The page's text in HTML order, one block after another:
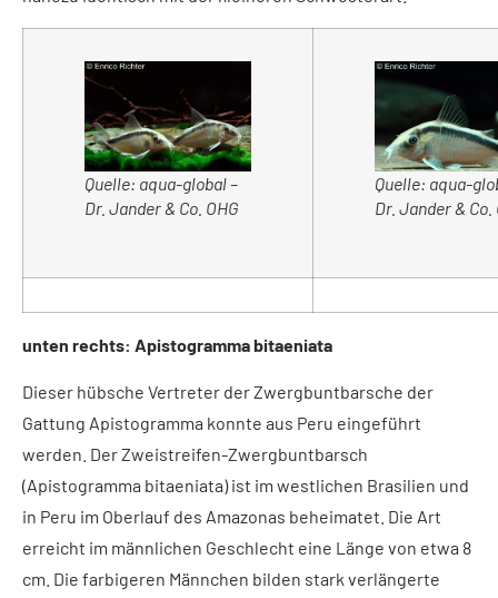
Quelle: aqua-global –
Dr. Jander & Co. OHG
Quelle: aqua-
Dr. Jander & Co.
unten rechts: Apistogramma bitaeniata
Dieser hübsche Vertreter der Zwergbuntbarsche der
Gattung Apistogramma konnte aus Peru eingeführt
werden. Der Zweistreifen-Zwergbuntbarsch
(Apistogramma bitaeniata) ist im westlichen Brasilien und
in Peru im Oberlauf des Amazonas beheimatet. Die Art
erreicht im männlichen Geschlecht eine Länge von etwa 8
cm. Die farbigeren Männchen bilden stark verlängerte